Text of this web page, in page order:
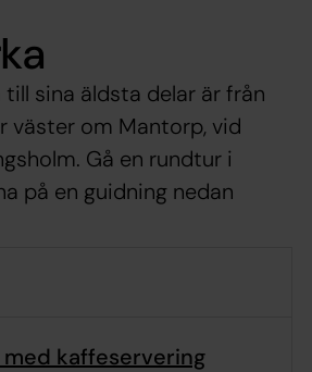
till sina äldsta delar är från
väster om Mantorp, vid
Gå en rundtur i
på en guidning nedan
kaffeservering